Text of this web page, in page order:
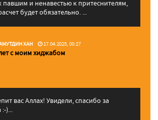
павшим и ненавестью к притеснителям,
будет обязательно. ...
ХАН 17.04.2025, 00:27
с моим хиджабом
вас Аллаx! Увидели, спасибо за
)...